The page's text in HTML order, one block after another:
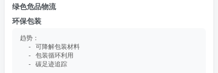
绿色危品物流
环保包装
趋势：
  - 可降解包装材料
  - 包装循环利用
  - 碳足迹追踪